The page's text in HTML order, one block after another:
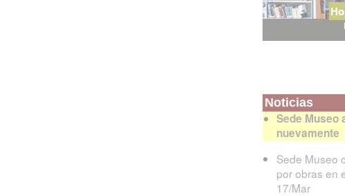
Noticias
Sede Museo
nuevamente
Sede Museo
por obras en
17/Mar